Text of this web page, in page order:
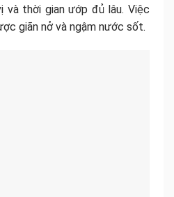
và thời gian ướp đủ lâu. Việc
giãn nở và ngậm nước sốt.